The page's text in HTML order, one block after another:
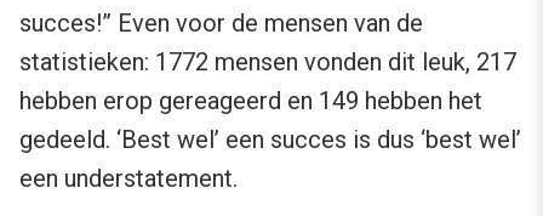
succes!” Even voor de mensen van de
statistieken: 1772 mensen vonden dit leuk, 217
hebben erop gereageerd en 149 hebben het
gedeeld. ‘Best wel’ een succes is dus ‘best wel’
een understatement.